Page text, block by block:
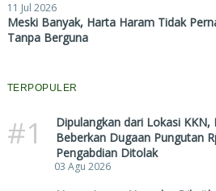
11 Jul 2026
Meski Banyak, Harta Haram Tidak
Tanpa Berguna
TERPOPULER
#1
Dipulangkan dari Lokasi KKN,
Beberkan Dugaan Pungutan
Pengabdian Ditolak
03 Agu 2026